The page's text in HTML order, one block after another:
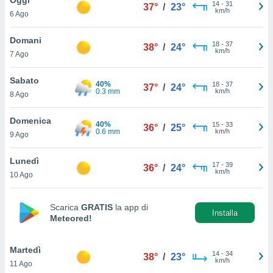
è
al sito
di
ci
di
il
un
la
nella
6 Ago
37° / 23° 14- 31
km/h
Domani
7 Ago
38° / 24° 18- 37
km/h
Sabato
8 Ago
40%
0.3 mm
37° / 24° 18- 37
km/h
Domenica
9 Ago
40%
0.6 mm
36° / 25° 15- 33
km/h
Lunedì
10 Ago
36° / 24° 17- 39
km/h
Scarica GRATIS la app di
Meteored!
Installa
Martedì
11 Ago
38° / 23° 14- 34
km/h